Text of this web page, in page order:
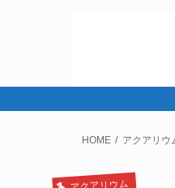
HOME アクアリウ